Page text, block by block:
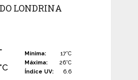
LONDRINA
°C
Mínima:
17°C
Máxima:
26°C
Índice UV:
6.6